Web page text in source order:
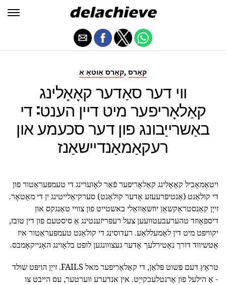
קאַרס אַוטאָ א, קאַרס
ווי דער סאַדער קאָאָלינג
קאַלאָריפער מיט דיין הענט: די
באַשרייַבונג פון דער סכעמע און
רעקאַמאַנדיישאַנז
ויטאָמאָביל קאָאָלינג קאַלאָריפער פֿאַר לאָוערינג די טעמפּעראַטור פון
די קולאַנט (אַנטיפרעעזע אָדער קולאַנט) סערקיאַלייטינג ין די מאָטאָר.
זייַן קאַנסטראַקשאַן יוזשאַוואַלי באשטייט פון צוויי טאַנגקס און
דיספּאָוזד טהערעבעטוועען צעל רעפּריזענטינג אַ סיסטעם פון דין טובז,
יקוויפּט מיט דין לאַמעללאַע. רעדוסינג די קולאַנט טעמפּעראַטור איז
אַטשיווד דורך נאַטירלעך אָדער געצווונגען לופט בלאָוינג האָנייקאָמבס.
טראָץ דעם פּשוט פּלאַן, די קאַלאָריפער מאל FAILS. זייַן הויפּט שולד
- אַ הילעל פון אָרנטלעכקייַט. אין אנדערע ווערטער, עס הייבט צו